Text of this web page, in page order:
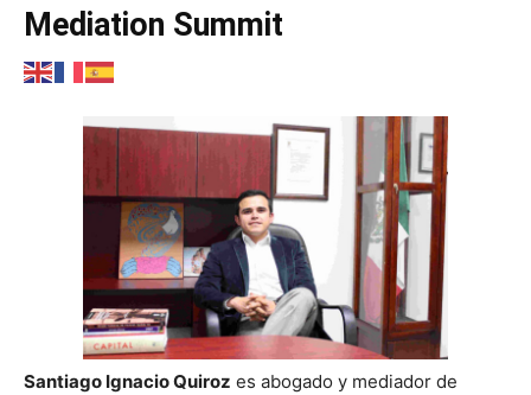
Mediation Summit
Santiago Ignacio Quiroz es abogado y mediador de